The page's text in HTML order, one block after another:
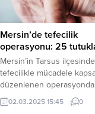
bekleniyor. Ankara –
Genel Müdürlüğü, 30
“Meteorolojik Uyarı” ile
vatandaşları...
Mersin’de tefecilik
operasyonu: 25
Mersin’in Tarsus ilçesinde
tefecilikle mücadele
düzenlenen
şüpheli tutuklandı. Mersin
Müdürlüğü Kaçakçılık ve
02.03.2025 15:45 0